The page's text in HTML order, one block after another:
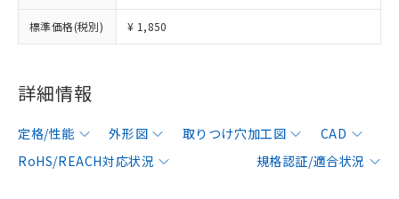
標準価格(税別) ¥ 1,850
詳細情報
定格/性能 外形図 取りつけ穴加工図
CAD
RoHS/REACH対応状況
規格認証/適合状況